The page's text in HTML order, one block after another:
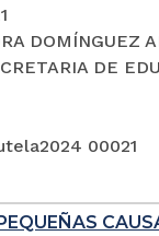
DOMÍNGUEZ
DE
00021